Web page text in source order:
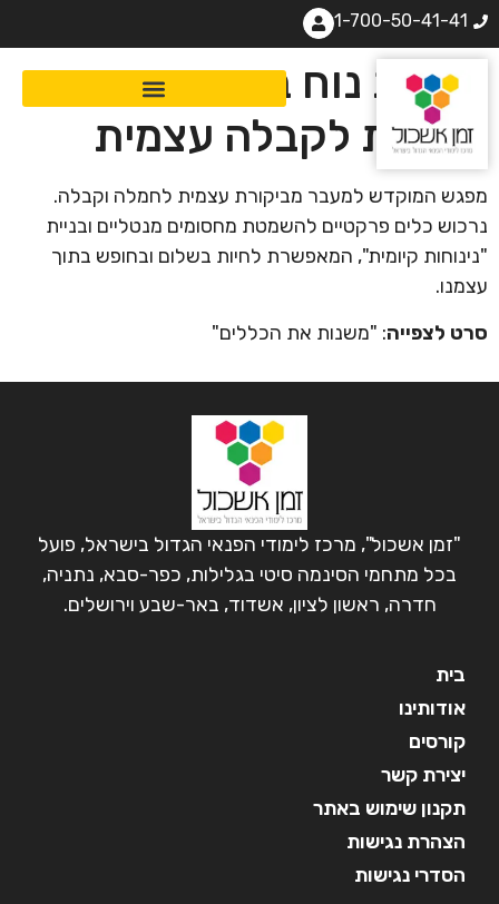
1-700-50-41-41
לחיות נוח בתוך עצמך:
שיטות לקבלה עצמית
מפגש המוקדש למעבר מביקורת עצמית לחמלה וקבלה.
נרכוש כלים פרקטיים להשמטת מחסומים מנטליים ובניית
"נינוחות קיומית", המאפשרת לחיות בשלום ובחופש בתוך
עצמנו.
סרט לצפייה: "משנות את הכללים"
"זמן אשכול", מרכז לימודי הפנאי הגדול בישראל, פועל
בכל מתחמי הסינמה סיטי בגלילות, כפר-סבא, נתניה,
חדרה, ראשון לציון, אשדוד, באר-שבע וירושלים.
בית
אודותינו
קורסים
יצירת קשר
תקנון שימוש באתר
הצהרת נגישות
הסדרי נגישות